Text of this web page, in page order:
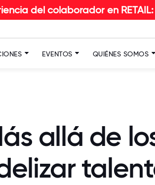
en RETAIL: Descubrí
EVENTOS QUIÉNES SOMOS
allá de